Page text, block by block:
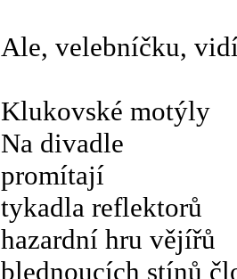
Ale, velebníčku,
Klukovské motýly
Na divadle
promítají
tykadla reflektorů
hazardní hru vějířů
blednoucích stínů